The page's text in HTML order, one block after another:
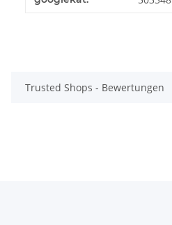
Trusted Shops - Bewertungen